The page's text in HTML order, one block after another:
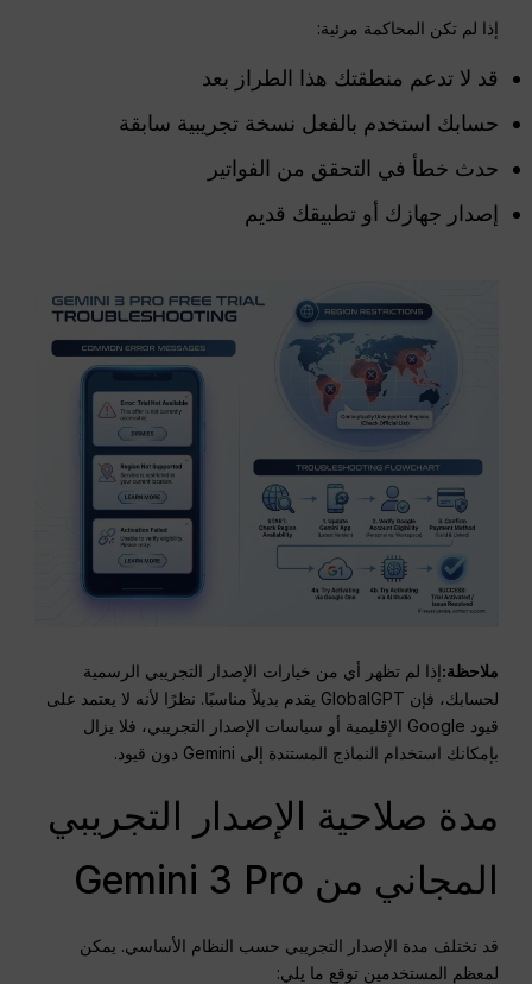
إذا لم تكن المحاكمة مرئية:
قد لا تدعم منطقتك هذا الطراز بعد
حسابك استخدم بالفعل نسخة تجريبية سابقة
حدث خطأ في التحقق من الفواتير
إصدار جهازك أو تطبيقك قديم
ملاحظة:إذا لم تظهر أي من خيارات الإصدار التجريبي الرسمية
لحسابك، فإن GlobalGPT يقدم بديلاً مناسبًا. نظرًا لأنه لا يعتمد على
قيود Google الإقليمية أو سياسات الإصدار التجريبي، فلا يزال
بإمكانك استخدام النماذج المستندة إلى Gemini دون قيود.
مدة صلاحية الإصدار التجريبي
المجاني من Gemini 3 Pro
قد تختلف مدة الإصدار التجريبي حسب النظام الأساسي. يمكن
لمعظم المستخدمين توقع ما يلي: